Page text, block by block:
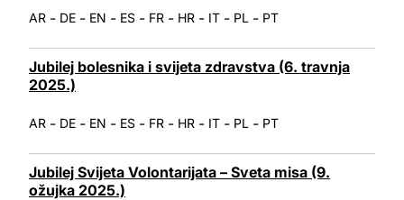
AR - DE - EN - ES - FR - HR - IT - PL - PT
Jubilej bolesnika i svijeta zdravstva (6. travnja
2025.)
AR - DE - EN - ES - FR - HR - IT - PL - PT
Jubilej Svijeta Volontarijata – Sveta misa (9.
ožujka 2025.)